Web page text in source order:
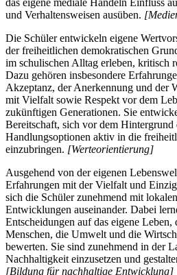
und Verhaltensweisen ausüben.
Die Schüler entwickeln eigene
der freiheitlichen demokratischen
im schulischen Alltag erleben, kritisch
Dazu gehören insbesondere
Akzeptanz, der Anerkennung und der
mit Vielfalt sowie Respekt vor dem
zukünftigen Generationen. Sie
Bereitschaft, sich vor dem Hintergrund
Handlungsoptionen aktiv in die
einzubringen. [Werteorientierung]
Ausgehend von der eigenen
Erfahrungen mit der Vielfalt und
sich die Schüler zunehmend mit
Entwicklungen auseinander. Dabei
Entscheidungen auf das eigene Leben,
Menschen, die Umwelt und die
bewerten. Sie sind zunehmend in der
Nachhaltigkeit einzusetzen und
[Bildung für nachhaltige Entwicklung]